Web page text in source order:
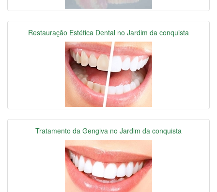
Restauração Estética Dental no Jardim da conquista
Tratamento da Gengiva no Jardim da conquista